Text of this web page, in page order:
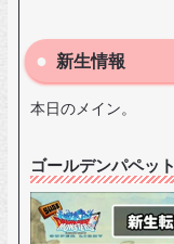
新生情報
本日のメイン。
ゴールデンパペット